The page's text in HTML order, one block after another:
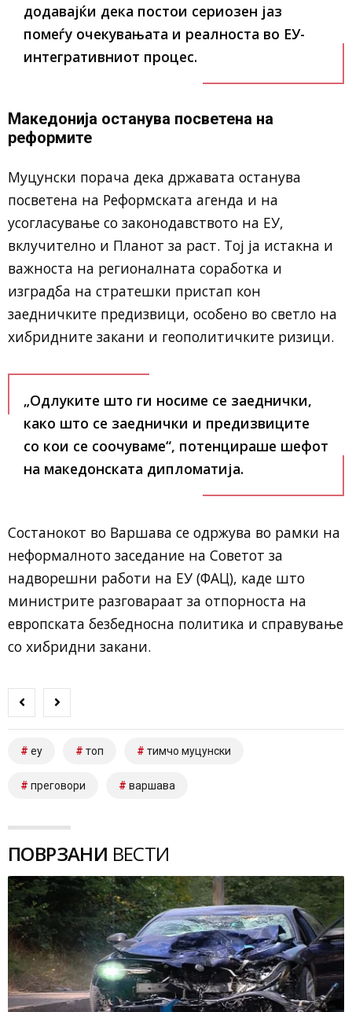
додавајќи дека постои сериозен јаз
помеѓу очекувањата и реалноста во ЕУ-
интегративниот процес.
Македонија останува посветена на
реформите
Муцунски порача дека државата останува
посветена на Реформската агенда и на
усогласување со законодавството на ЕУ,
вклучително и Планот за раст. Тој ја истакна и
важноста на регионалната соработка и
изградба на стратешки пристап кон
заедничките предизвици, особено во светло на
хибридните закани и геополитичките ризици.
„Одлуките што ги носиме се заеднички,
како што се заеднички и предизвиците
со кои се соочуваме“, потенцираше шефот
на македонската дипломатија.
Состанокот во Варшава се одржува во рамки на
неформалното заседание на Советот за
надворешни работи на ЕУ (ФАЦ), каде што
министрите разговараат за отпорноста на
европската безбедносна политика и справување
со хибридни закани.
еу топ тимчо муцунски
преговори варшава
ПОВРЗАНИ ВЕСТИ